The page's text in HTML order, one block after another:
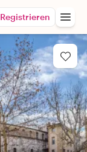
Registrieren